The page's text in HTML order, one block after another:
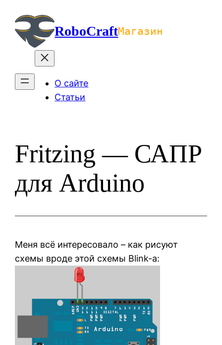
содержимомуRoboCraftМагазин
О сайте
Статьи
Fritzing — САПР
для Arduino
Меня всё интересовало – как рисуют
схемы вроде этой схемы Blink-а: